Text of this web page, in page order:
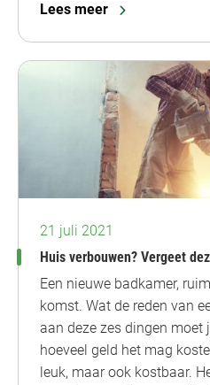
Lees meer
21 juli 2021
Huis verbouwen? Vergeet
Een nieuwe badkamer,
komst. Wat de reden van
aan deze zes dingen moet
hoeveel geld het mag
leuk, maar ook kostbaar.